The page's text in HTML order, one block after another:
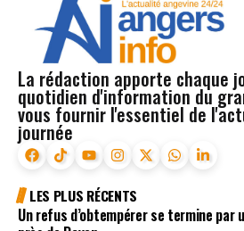
La rédaction apporte chaque
quotidien d'information du
vous fournir l'essentiel de
journée
LES PLUS RÉCENTS
Un refus d’obtempérer se termine par